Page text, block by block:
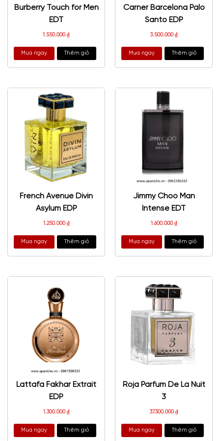
Burberry Touch for Men
EDT
1.550.000₫
Mua ngay Thêm giỏ
Carner Barcelona Palo
Santo EDP
3.500.000₫
Mua ngay Thêm giỏ
French Avenue Divin
Asylum EDP
1.250.000₫
Mua ngay Thêm giỏ
Jimmy Choo Man
Intense EDT
1.600.000₫
Mua ngay Thêm giỏ
Lattafa Fakhar Extrait
EDP
1.300.000₫
Mua ngay Thêm giỏ
Roja Parfum De La Nuit
3
37.300.000₫
Mua ngay Thêm giỏ